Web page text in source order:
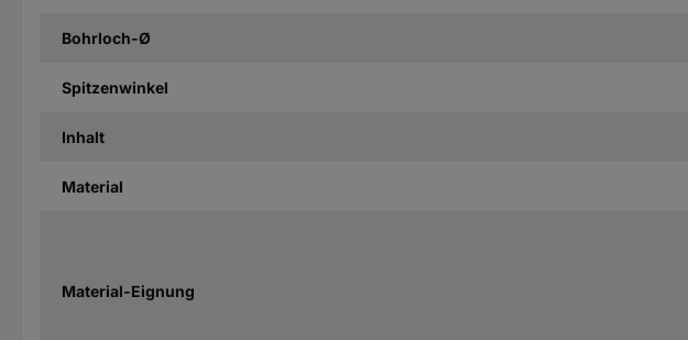
Bohrloch-Ø
Spitzenwinkel
Inhalt
Material
Material-Eignung